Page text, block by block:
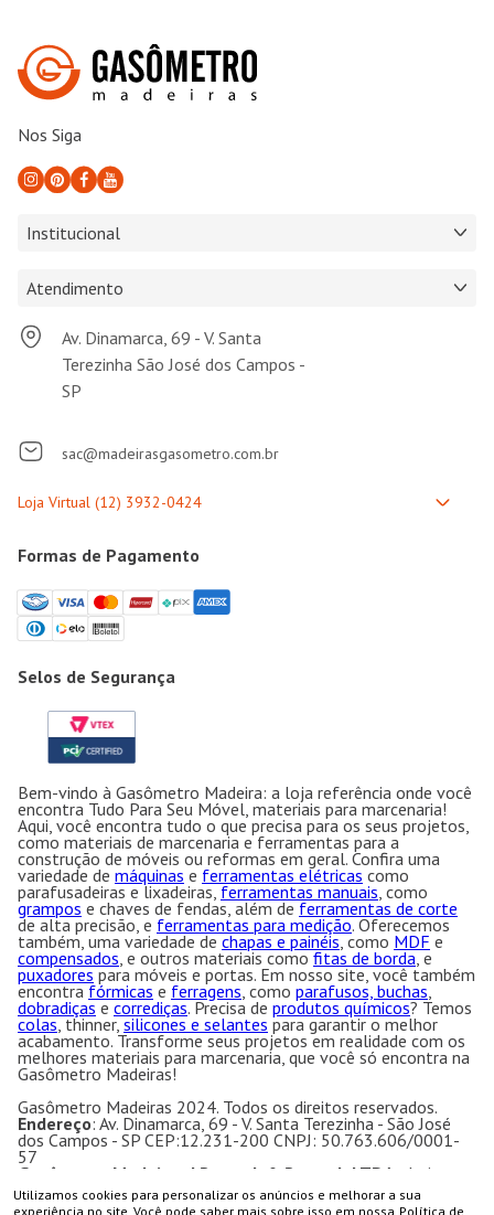
Utilizamos cookies para personalizar os anúncios e melhorar a sua
experiência no site. Você pode saber mais sobre isso em nossa Política de
Nos Siga
Institucional
Atendimento
Av. Dinamarca, 69 - V. Santa
Terezinha São José dos Campos -
SP
sac@madeirasgasometro.com.br
Formas de Pagamento
Selos de Segurança
Bem-vindo à Gasômetro Madeira: a loja referência onde você
encontra Tudo Para Seu Móvel, materiais para marcenaria!
Aqui, você encontra tudo o que precisa para os seus projetos,
como materiais de marcenaria e ferramentas para a
construção de móveis ou reformas em geral. Confira uma
variedade de máquinas e ferramentas elétricas como
parafusadeiras e lixadeiras, ferramentas manuais, como
grampos e chaves de fendas, além de ferramentas de corte
de alta precisão, e ferramentas para medição. Oferecemos
também, uma variedade de chapas e painéis, como MDF e
compensados, e outros materiais como fitas de borda, e
puxadores para móveis e portas. Em nosso site, você também
encontra fórmicas e ferragens, como parafusos, buchas,
dobradiças e corrediças. Precisa de produtos químicos? Temos
colas, thinner, silicones e selantes para garantir o melhor
acabamento. Transforme seus projetos em realidade com os
melhores materiais para marcenaria, que você só encontra na
Gasômetro Madeiras!
Gasômetro Madeiras 2024. Todos os direitos reservados.
Endereço: Av. Dinamarca, 69 - V. Santa Terezinha - São José
dos Campos - SP CEP:12.231-200 CNPJ: 50.763.606/0001-
57
Gasômetro Madeiras | Ramuth & Ramuth LTDA - Loja
especializada em máquinas para marcenaria, acessórios e
ferragens para móveis.